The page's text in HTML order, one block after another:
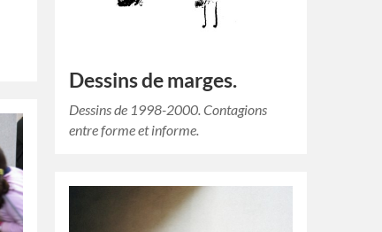
Dessins de marges.
Dessins de 1998-2000. Contagions
entre forme et informe.